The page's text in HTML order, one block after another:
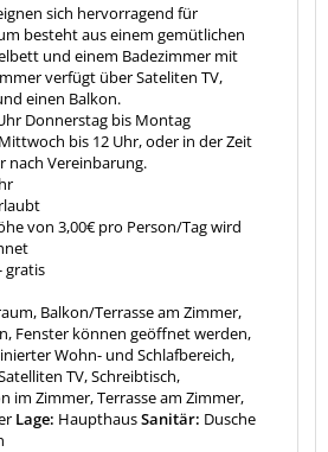
sich hervorragend für
besteht aus einem gemütlichen
und einem Badezimmer mit
verfügt über Sateliten TV,
einen Balkon.
Donnerstag bis Montag
bis 12 Uhr, oder in der Zeit
nach Vereinbarung.
von 3,00€ pro Person/Tag wird
gratis
Balkon/Terrasse am Zimmer,
Fenster können geöffnet werden,
Wohn- und Schlafbereich,
TV, Schreibtisch,
im Zimmer, Terrasse am Zimmer,
Lage: HaupthausSanitär: Dusche